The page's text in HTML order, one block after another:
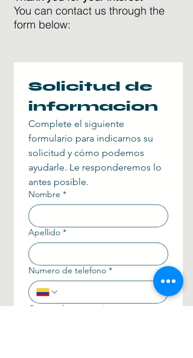
You can contact us through the
form below:
Solicitud de
informacion
Complete el siguiente
formulario para indicarnos su
solicitud y cómo podemos
ayudarle. Le responderemos lo
antes posible.
Nombre *
Apellido *
Numero de telefono *
Correo electronico *